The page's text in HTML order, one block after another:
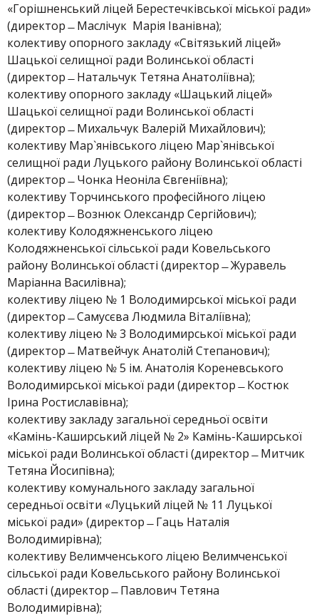
«Горішненський ліцей Берестечківської міської ради»
(директор ̶ Маслічук Марія Іванівна);
колективу опорного закладу «Світязький ліцей»
Шацької селищної ради Волинської області
(директор ̶ Натальчук Тетяна Анатоліївна);
колективу опорного закладу «Шацький ліцей»
Шацької селищної ради Волинської області
(директор ̶ Михальчук Валерій Михайлович);
колективу Мар`янівського ліцею Мар`янівської
селищної ради Луцького району Волинської області
(директор ̶ Чонка Неоніла Євгеніївна);
колективу Торчинського професійного ліцею
(директор ̶ Вознюк Олександр Сергійович);
колективу Колодяжненського ліцею
Колодяжненської сільської ради Ковельського
району Волинської області (директор ̶ Журавель
Маріанна Василівна);
колективу ліцею № 1 Володимирської міської ради
(директор ̶ Самусєва Людмила Віталіївна);
колективу ліцею № 3 Володимирської міської ради
(директор ̶ Матвейчук Анатолій Степанович);
колективу ліцею № 5 ім. Анатолія Кореневського
Володимирської міської ради (директор ̶ Костюк
Ірина Ростиславівна);
колективу закладу загальної середньої освіти
«Камінь-Каширський ліцей № 2» Камінь-Каширської
міської ради Волинської області (директор ̶ Митчик
Тетяна Йосипівна);
колективу комунального закладу загальної
середньої освіти «Луцький ліцей № 11 Луцької
міської ради» (директор ̶ Гаць Наталія
Володимирівна);
колективу Велимченського ліцею Велимченської
сільської ради Ковельського району Волинської
області (директор ̶ Павлович Тетяна
Володимирівна);